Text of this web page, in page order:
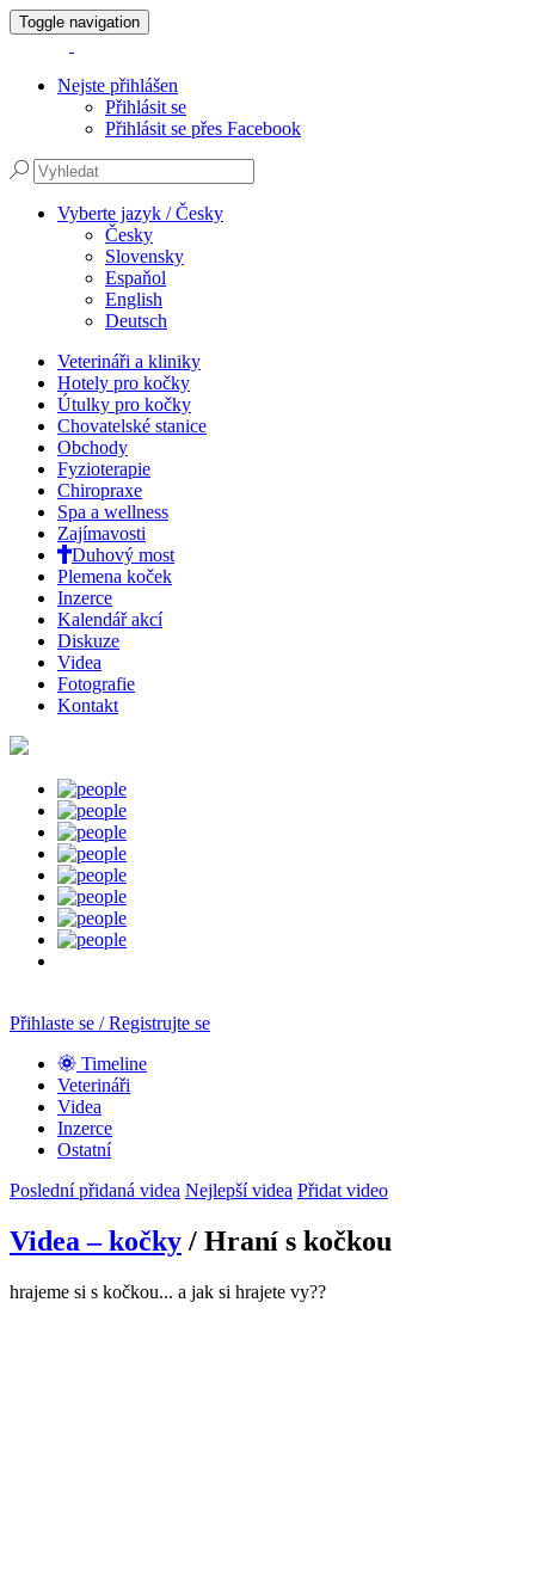
Toggle navigation
Nejste přihlášen
Přihlásit se
Přihlásit se přes Facebook
Vyberte jazyk / Česky
Česky
Slovensky
Espaňol
English
Deutsch
Veterináři a kliniky
Hotely pro kočky
Útulky pro kočky
Chovatelské stanice
Obchody
Fyzioterapie
Chiropraxe
Spa a wellness
Zajímavosti
Duhový most
Plemena koček
Inzerce
Kalendář akcí
Diskuze
Videa
Fotografie
Kontakt
Přihlaste se / Registrujte se
Timeline
Veterináři
Videa
Inzerce
Ostatní
Poslední přidaná videa Nejlepší videa Přidat video
Videa – kočky / Hraní s kočkou
hrajeme si s kočkou... a jak si hrajete vy??